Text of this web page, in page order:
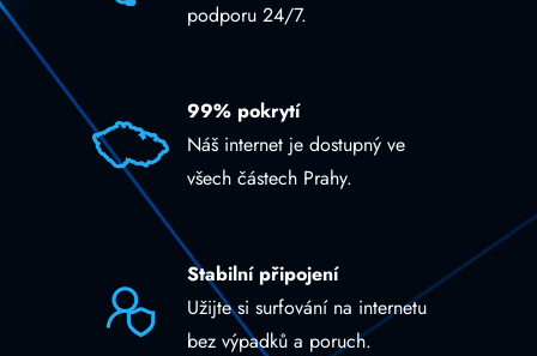
podporu 24/7.
99% pokrytí
Náš internet je dostupný ve
všech částech Prahy.
Stabilní připojení
Užijte si surfování na internetu
bez výpadků a poruch.